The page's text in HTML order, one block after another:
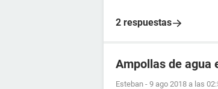
2 respuestas
Ampollas de agua
Esteban - 9 ago 2018 a las